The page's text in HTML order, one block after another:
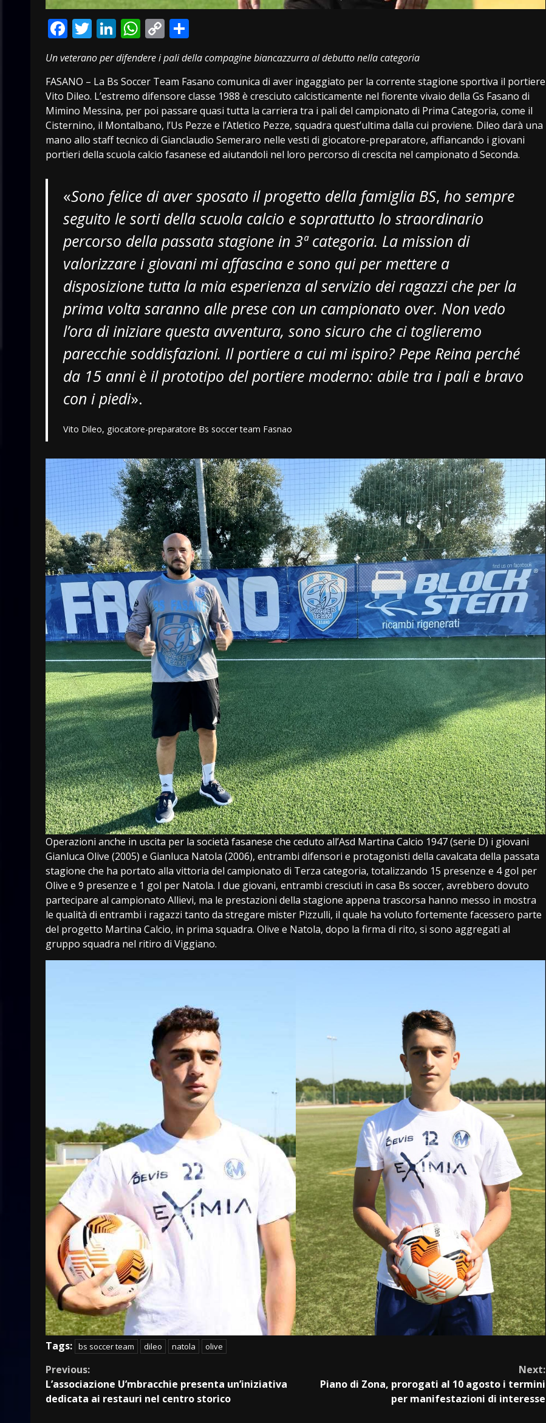
Facebook
Twitter
LinkedIn
WhatsApp
Copy
Link
Un veterano per difendere i pali della compagine biancazzurra al debutto nella categoria
FASANO – La Bs Soccer Team Fasano comunica di aver ingaggiato per la corrente stagione sportiva il portiere
Vito Dileo. L’estremo difensore classe 1988 è cresciuto calcisticamente nel fiorente vivaio della Gs Fasano di
Mimino Messina, per poi passare quasi tutta la carriera tra i pali del campionato di Prima Categoria, come il
Cisternino, il Montalbano, l’Us Pezze e l’Atletico Pezze, squadra quest’ultima dalla cui proviene. Dileo darà una
mano allo staff tecnico di Gianclaudio Semeraro nelle vesti di giocatore-preparatore, affiancando i giovani
portieri della scuola calcio fasanese ed aiutandoli nel loro percorso di crescita nel campionato d Seconda.
«Sono felice di aver sposato il progetto della famiglia BS, ho sempre
seguito le sorti della scuola calcio e soprattutto lo straordinario
percorso della passata stagione in 3ª categoria. La mission di
valorizzare i giovani mi affascina e sono qui per mettere a
disposizione tutta la mia esperienza al servizio dei ragazzi che per la
prima volta saranno alle prese con un campionato over. Non vedo
l’ora di iniziare questa avventura, sono sicuro che ci toglieremo
parecchie soddisfazioni. Il portiere a cui mi ispiro? Pepe Reina perché
da 15 anni è il prototipo del portiere moderno: abile tra i pali e bravo
con i piedi».
Vito Dileo, giocatore-preparatore Bs soccer team Fasnao
Operazioni anche in uscita per la società fasanese che ceduto all’Asd Martina Calcio 1947 (serie D) i giovani
Gianluca Olive (2005) e Gianluca Natola (2006), entrambi difensori e protagonisti della cavalcata della passata
stagione che ha portato alla vittoria del campionato di Terza categoria, totalizzando 15 presenze e 4 gol per
Olive e 9 presenze e 1 gol per Natola. I due giovani, entrambi cresciuti in casa Bs soccer, avrebbero dovuto
partecipare al campionato Allievi, ma le prestazioni della stagione appena trascorsa hanno messo in mostra
le qualità di entrambi i ragazzi tanto da stregare mister Pizzulli, il quale ha voluto fortemente facessero parte
del progetto Martina Calcio, in prima squadra. Olive e Natola, dopo la firma di rito, si sono aggregati al
gruppo squadra nel ritiro di Viggiano.
Tags: bs soccer team dileo natola olive
Continue
Reading
Previous:
L’associazione U’mbracchie presenta un’iniziativa
dedicata ai restauri nel centro storico
Next:
Piano di Zona, prorogati al 10 agosto i termini
per manifestazioni di interesse